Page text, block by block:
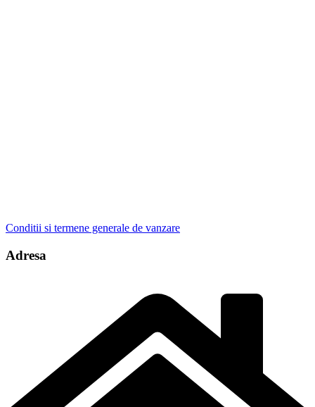
Conditii si termene generale de vanzare
Adresa